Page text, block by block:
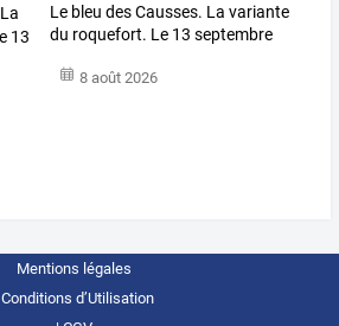
Le bleu des Causses. La variante
du roquefort. Le 13 septembre
8 août 2026
Mentions légales
Conditions d’Utilisation